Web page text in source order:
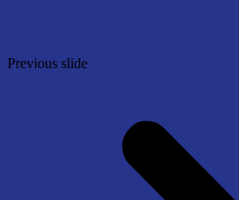
Previous slide